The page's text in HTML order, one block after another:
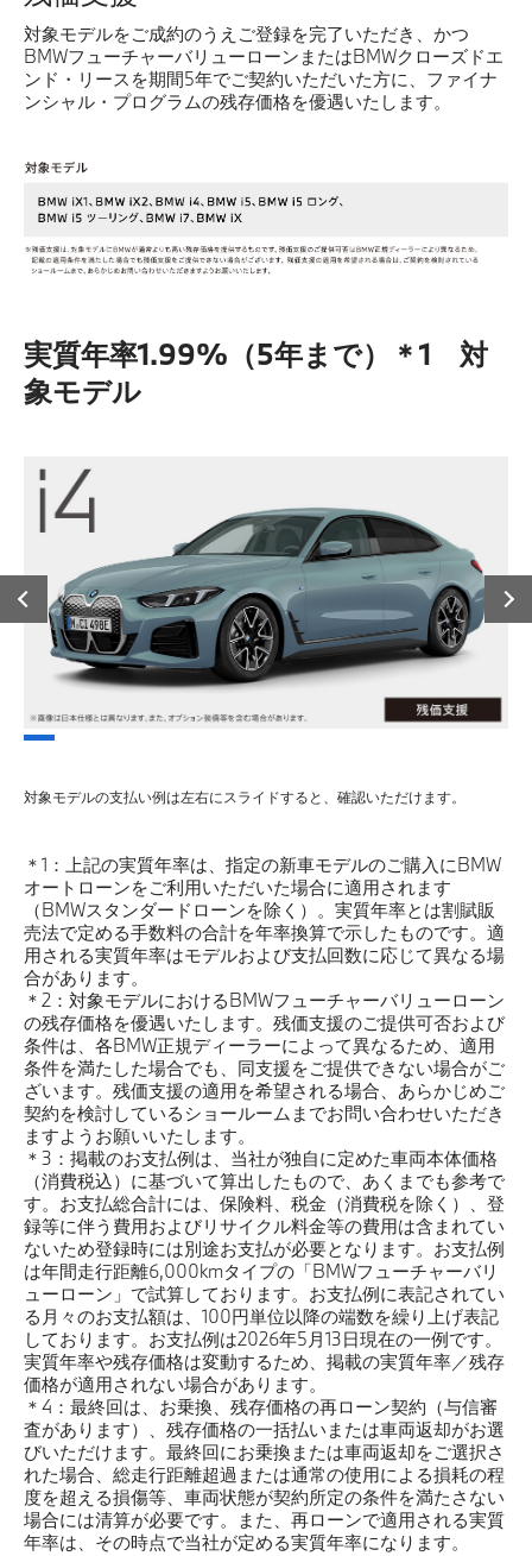
対象モデルをご成約のうえご登録を完了いただき、かつ
BMWフューチャーバリューローンまたはBMWクローズドエ
ンド・リースを期間5年でご契約いただいた方に、ファイナ
ンシャル・プログラムの残存価格を優遇いたします。
実質年率1.99%（5年まで）＊1 対
象モデル
対象モデルの支払い例は左右にスライドすると、確認いただけます。
＊1：上記の実質年率は、指定の新車モデルのご購入にBMW
オートローンをご利用いただいた場合に適用されます
（BMWスタンダードローンを除く）。実質年率とは割賦販
売法で定める手数料の合計を年率換算で示したものです。適
用される実質年率はモデルおよび支払回数に応じて異なる場
合があります。
＊2：対象モデルにおけるBMWフューチャーバリューローン
の残存価格を優遇いたします。残価支援のご提供可否および
条件は、各BMW正規ディーラーによって異なるため、適用
条件を満たした場合でも、同支援をご提供できない場合がご
ざいます。残価支援の適用を希望される場合、あらかじめご
契約を検討しているショールームまでお問い合わせいただき
ますようお願いいたします。
＊3：掲載のお支払例は、当社が独自に定めた車両本体価格
（消費税込）に基づいて算出したもので、あくまでも参考で
す。お支払総合計には、保険料、税金（消費税を除く）、登
録等に伴う費用およびリサイクル料金等の費用は含まれてい
ないため登録時には別途お支払が必要となります。お支払例
は年間走行距離6,000kmタイプの「BMWフューチャーバリ
ューローン」で試算しております。お支払例に表記されてい
る月々のお支払額は、100円単位以降の端数を繰り上げ表記
しております。お支払例は2026年5月13日現在の一例です。
実質年率や残存価格は変動するため、掲載の実質年率／残存
価格が適用されない場合があります。
＊4：最終回は、お乗換、残存価格の再ローン契約（与信審
査があります）、残存価格の一括払いまたは車両返却がお選
びいただけます。最終回にお乗換または車両返却をご選択さ
れた場合、総走行距離超過または通常の使用による損耗の程
度を超える損傷等、車両状態が契約所定の条件を満たさない
場合には清算が必要です。また、再ローンで適用される実質
年率は、その時点で当社が定める実質年率になります。